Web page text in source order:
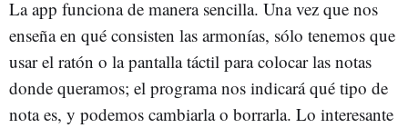
La app funciona de manera sencilla. Una vez que nos
enseña en qué consisten las armonías, sólo tenemos que
usar el ratón o la pantalla táctil para colocar las notas
donde queramos; el programa nos indicará qué tipo de
nota es, y podemos cambiarla o borrarla. Lo interesante